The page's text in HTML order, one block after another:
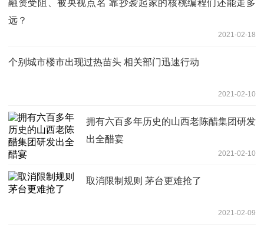
融资受阻、被央视点名 靠抄袭起家的核桃编程们还能走多
远？
2021-02-18
个别城市楼市出现过热苗头 相关部门迅速行动
2021-02-10
拥有六百多年历史的山西老陈醋集团研发
出全醋宴
2021-02-10
取消限制规则 茅台更难抢了
2021-02-09